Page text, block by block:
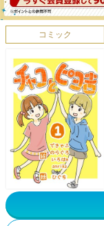
コミック